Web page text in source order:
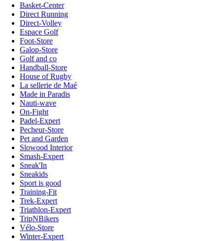
Basket-Center
Direct Running
Direct-Volley
Espace Golf
Foot-Store
Galop-Store
Golf and co
Handball-Store
House of Rugby
La sellerie de Maé
Made in Paradis
Nauti-wave
On-Fight
Padel-Expert
Pecheur-Store
Pet and Garden
Slowood Interior
Smash-Expert
Sneak'In
Sneakids
Sport is good
Training-Fit
Trek-Expert
Triathlon-Expert
TripNBikers
Vélo-Store
Winter-Expert